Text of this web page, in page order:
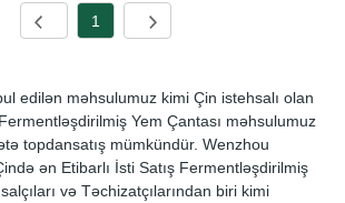
1
edilən məhsulumuz kimi Çin istehsalı olan
Yem Çantası məhsulumuz
topdansatış mümkündür. Wenzhou
ən Etibarlı İsti Satış Fermentləşdirilmiş
və Təchizatçılarından biri kimi